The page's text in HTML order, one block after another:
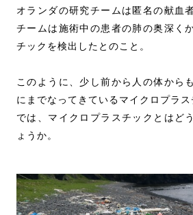
オランダの研究チームは匿名の献血
チームは施術中の患者の肺の奥深く
チックを検出したとのこと。
このように、少し前から人の体から
にまでなってきているマイクロプラス
では、マイクロプラスチックとはど
ょうか。